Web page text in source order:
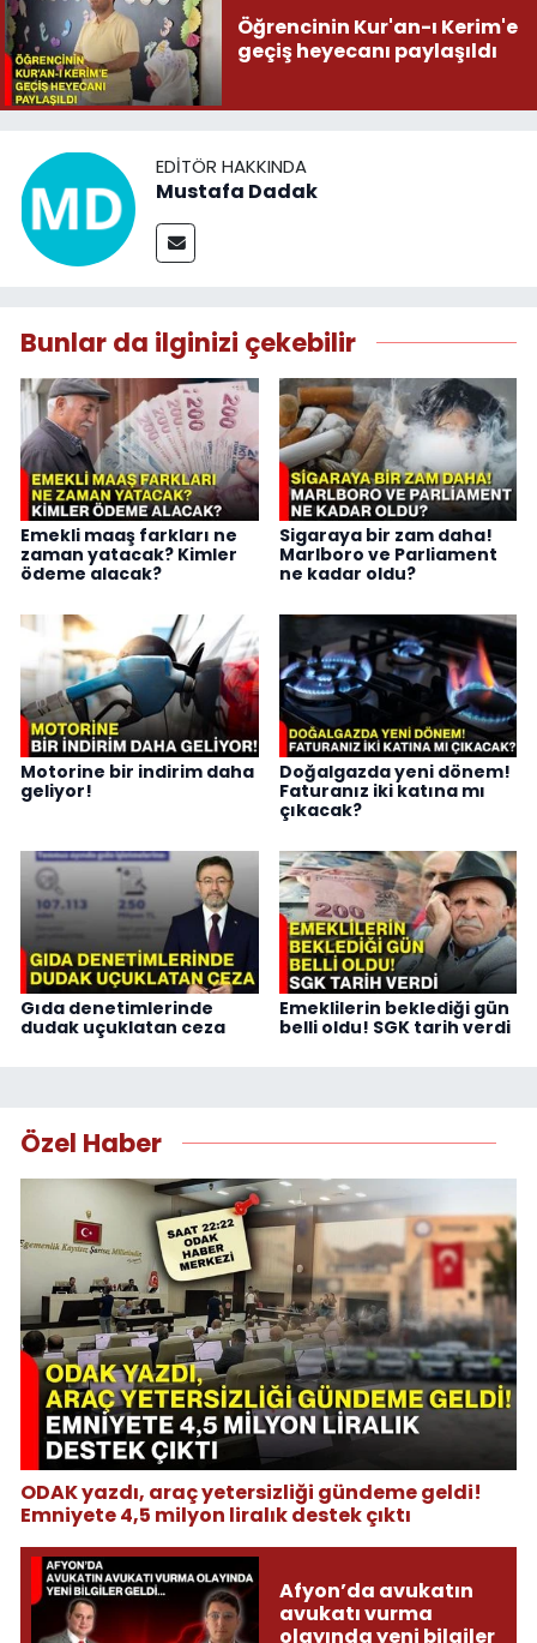
Öğrencinin Kur'an-ı Kerim'e
geçiş heyecanı paylaşıldı
EDITÖR HAKKINDA
Mustafa Dadak
Bunlar da ilginizi çekebilir
Emekli maaş farkları ne
zaman yatacak? Kimler
ödeme alacak?
Sigaraya bir zam daha!
Marlboro ve Parliament
ne kadar oldu?
Motorine bir indirim daha
geliyor!
Doğalgazda yeni dönem!
Faturanız iki katına mı
çıkacak?
Gıda denetimlerinde
dudak uçuklatan ceza
Emeklilerin beklediği gün
belli oldu! SGK tarih verdi
Özel Haber
ODAK yazdı, araç yetersizliği gündeme geldi!
Emniyete 4,5 milyon liralık destek çıktı
Afyon’da avukatın
avukatı vurma
olayında yeni bilgiler